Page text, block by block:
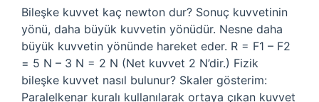
Bileşke kuvvet kaç newton dur? Sonuç kuvvetinin
yönü, daha büyük kuvvetin yönüdür. Nesne daha
büyük kuvvetin yönünde hareket eder. R = F1 – F2
= 5 N – 3 N = 2 N (Net kuvvet 2 N’dir.) Fizik
bileşke kuvvet nasıl bulunur? Skaler gösterim:
Paralelkenar kuralı kullanılarak ortaya çıkan kuvvet